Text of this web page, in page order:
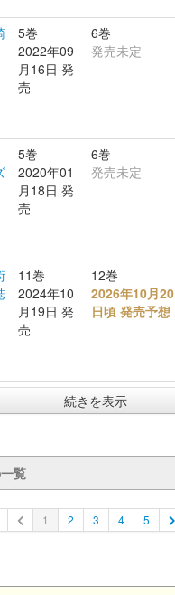
5巻
2022年09
月16日 発
売
6巻
発売未定
5巻
2020年01
月18日 発
売
6巻
発売未定
11巻
2024年10
月19日 発
売
12巻
2026年10月20
日頃 発売予想
続きを表示
覧
1 2 3 4 5